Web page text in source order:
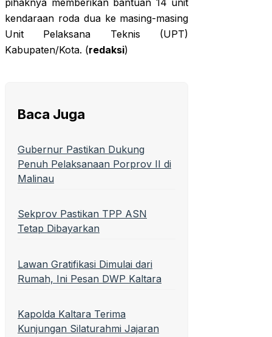
pihaknya memberikan bantuan 14 unit
kendaraan roda dua ke masing-masing
Unit Pelaksana Teknis (UPT)
Kabupaten/Kota. (redaksi)
Baca Juga
Gubernur Pastikan Dukung
Penuh Pelaksanaan Porprov II di
Malinau
Sekprov Pastikan TPP ASN
Tetap Dibayarkan
Lawan Gratifikasi Dimulai dari
Rumah, Ini Pesan DWP Kaltara
Kapolda Kaltara Terima
Kunjungan Silaturahmi Jajaran